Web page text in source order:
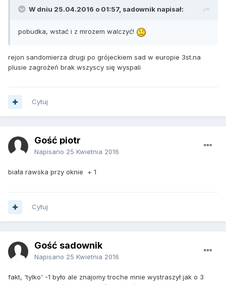
W dniu 25.04.2016 o 01:57, sadownik napisał:
pobudka, wstać i z mrozem walczyć!
rejon sandomierza drugi po grójeckiem sad w europie 3st.na
plusie zagrożeń brak wszyscy się wyspali
Cytuj
Gość piotr
Napisano 25 Kwietnia 2016
biała rawska przy oknie + 1
Cytuj
Gość sadownik
Napisano 25 Kwietnia 2016
fakt, 'tylko' -1 było ale znajomy troche mnie wystraszył jak o 3